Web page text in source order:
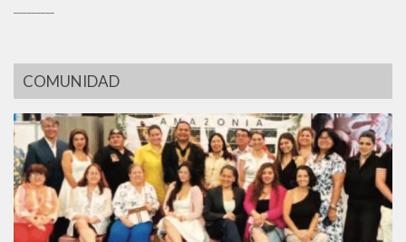
COMUNIDAD